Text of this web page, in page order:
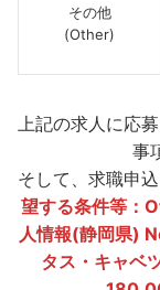
その他
(Other)
上記の求人に応募
事
そして、 求職申
望する条件等：
人情報(静岡県)
タス・キャベ